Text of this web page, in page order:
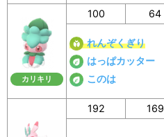
カリキリ
100 64
れんぞくぎり
はっぱカッター
このは
192 169